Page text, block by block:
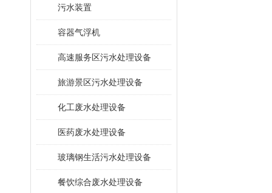
污水装置
容器气浮机
高速服务区污水处理设备
旅游景区污水处理设备
化工废水处理设备
医药废水处理设备
玻璃钢生活污水处理设备
餐饮综合废水处理设备